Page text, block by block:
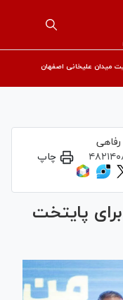
میدان علیخانی اصفهان
چاپ
پایتخت